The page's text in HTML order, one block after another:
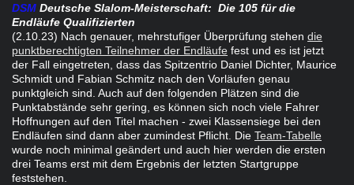
DSM Deutsche Slalom-Meisterschaft: Die 105 für die
Endläufe Qualifizierten
(2.10.23) Nach genauer, mehrstufiger Überprüfung stehen die
punktberechtigten Teilnehmer der Endläufe fest und es ist jetzt
der Fall eingetreten, dass das Spitzentrio Daniel Dichter, Maurice
Schmidt und Fabian Schmitz nach den Vorläufen genau
punktgleich sind. Auch auf den folgenden Plätzen sind die
Punktabstände sehr gering, es können sich noch viele Fahrer
Hoffnungen auf den Titel machen - zwei Klassensiege bei den
Endläufen sind dann aber zumindest Pflicht. Die Team-Tabelle
wurde noch minimal geändert und auch hier werden die ersten
drei Teams erst mit dem Ergebnis der letzten Startgruppe
feststehen.